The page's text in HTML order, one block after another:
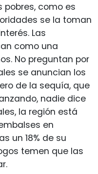
como es
se la toman
Las
como una
No preguntan por
se anuncian los
de la sequía, que
nadie dice
la región está
en
un 18% de su
temen que las